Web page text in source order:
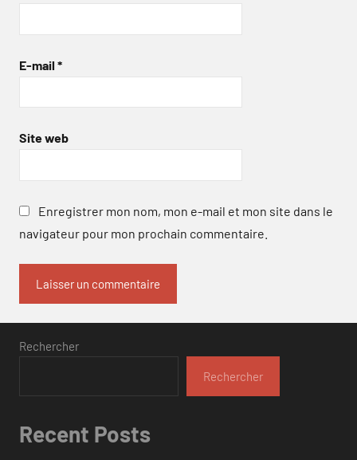
E-mail *
Site web
Enregistrer mon nom, mon e-mail et mon site dans le
navigateur pour mon prochain commentaire.
Rechercher
Rechercher
Recent Posts